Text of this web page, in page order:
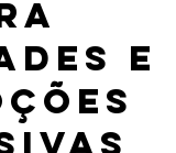
2 min de leitura